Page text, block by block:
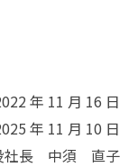
年 11 月 16 日
年 11 月 10 日
社長 中須 直子